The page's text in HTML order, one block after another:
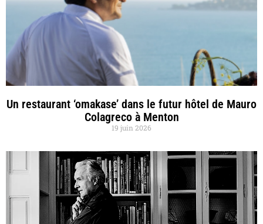
Un restaurant ‘omakase’ dans le futur hôtel de Mauro
Colagreco à Menton
19 juin 2026